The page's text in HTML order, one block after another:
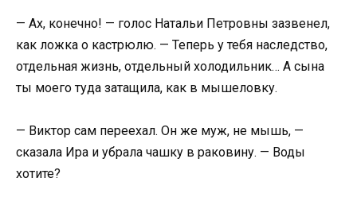
— Ах, конечно! — голос Натальи Петровны зазвенел,
как ложка о кастрюлю. — Теперь у тебя наследство,
отдельная жизнь, отдельный холодильник… А сына
ты моего туда затащила, как в мышеловку.
— Виктор сам переехал. Он же муж, не мышь, —
сказала Ира и убрала чашку в раковину. — Воды
хотите?